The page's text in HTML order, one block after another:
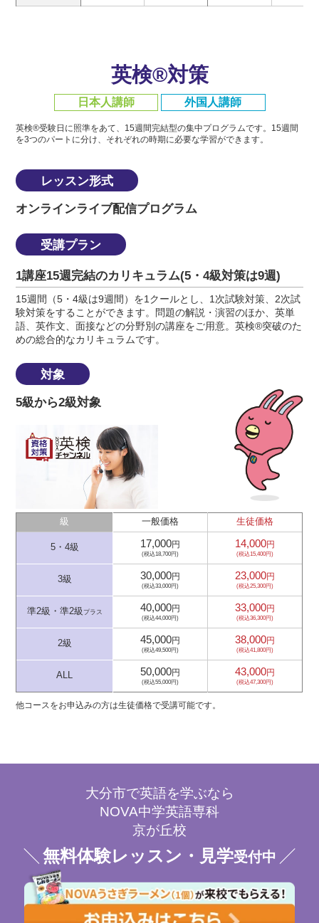
英検®対策
日本人講師 外国人講師
英検®受験日に照準をあて、15週間完結型の集中プログラムです。 15週間
を3つのパートに分け、それぞれの時期に必要な学習ができます。
レッスン形式
オンラインライブ配信プログラム
受講プラン
1講座15週完結のカリキュラム(5・4級対策は9週)
15週間（5・4級は9週間）を1クールとし、1次試験対策、2次試
験対策をすることができます。問題の解説・演習のほか、英単
語、英作文、面接などの分野別の講座をご用意。英検®突破のた
めの総合的なカリキュラムです。
対象
5級から2級対象
級 一般価格 生徒価格
5・4級 17,000円
(税込18,700円)
14,000円
(税込15,400円)
3級 30,000円
(税込33,000円)
23,000円
(税込25,300円)
準2級・準2級 プラス 40,000円
(税込44,000円)
33,000円
(税込36,300円)
2級 45,000円
(税込49,500円)
38,000円
(税込41,800円)
ALL 50,000円
(税込55,000円)
43,000円
(税込47,300円)
他コースをお申込みの方は生徒価格で受講可能です。
大分市で英語を学ぶなら
NOVA中学英語専科
京が丘校
無料体験レッスン・見学受付中